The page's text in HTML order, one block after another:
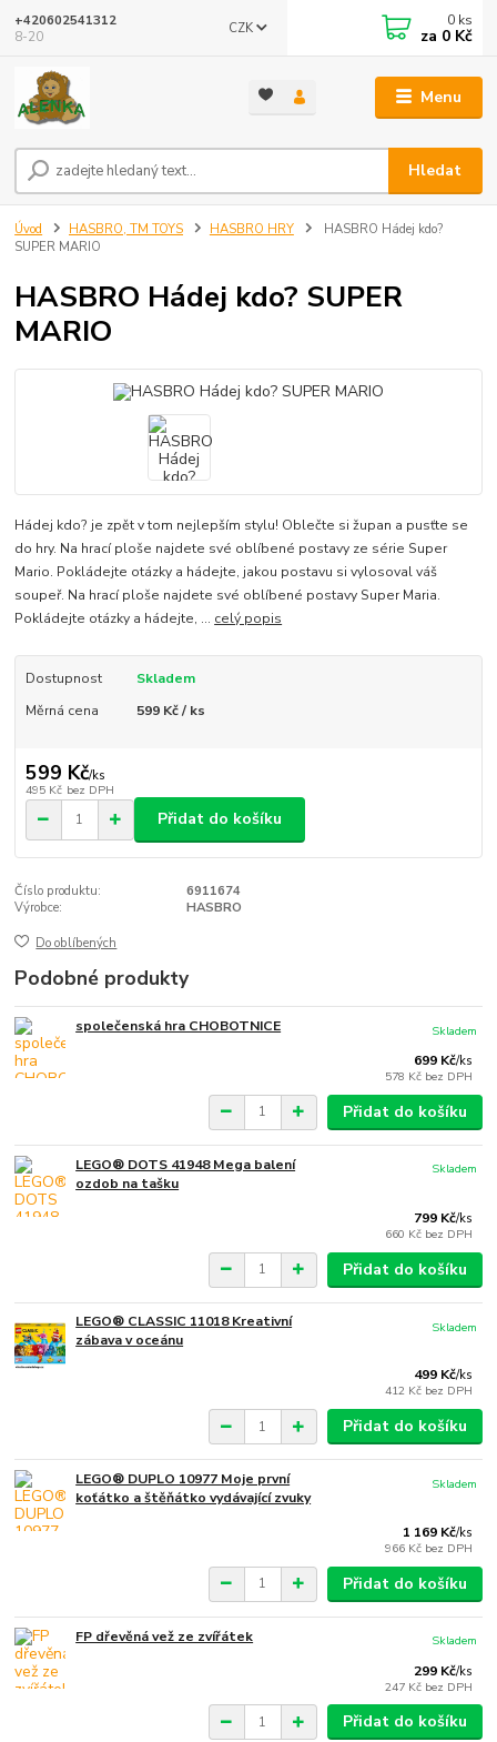
Menu
CZK
Hledat
+420602541312
8-20
0 ks
za 0 Kč
Úvod HASBRO, TM TOYS HASBRO HRY
HASBRO Hádej kdo?
SUPER MARIO
HASBRO Hádej kdo? SUPER
MARIO
Hádej kdo? je zpět v tom nejlepším stylu! Oblečte si župan a pusťte se
do hry. Na hrací ploše najdete své oblíbené postavy ze série Super
Mario. Pokládejte otázky a hádejte, jakou postavu si vylosoval váš
soupeř. Na hrací ploše najdete své oblíbené postavy Super Maria.
Pokládejte otázky a hádejte, ... celý popis
Dostupnost
Skladem
Měrná cena
599 Kč / ks
599 Kč/ks
495 Kč bez DPH
Přidat do košíku
Číslo produktu:
6911674
Výrobce:
HASBRO
Do oblíbených
Podobné produkty
společenská hra CHOBOTNICE
699 Kč/ks
578 Kč bez DPH
Skladem
Přidat do košíku
LEGO® DOTS 41948 Mega balení
ozdob na tašku
799 Kč/ks
660 Kč bez DPH
Skladem
Přidat do košíku
LEGO® CLASSIC 11018 Kreativní
zábava v oceánu
499 Kč/ks
412 Kč bez DPH
Skladem
Přidat do košíku
LEGO® DUPLO 10977 Moje první
koťátko a štěňátko vydávající zvuky
1 169 Kč/ks
966 Kč bez DPH
Skladem
Přidat do košíku
FP dřevěná vež ze zvířátek
299 Kč/ks
247 Kč bez DPH
Skladem
Přidat do košíku